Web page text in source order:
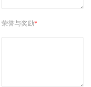
荣誉与奖励*